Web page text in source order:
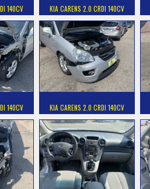
140CV KIA CARENS 2.0 CRDI 140CV
140CV KIA CARENS 2.0 CRDI 140CV